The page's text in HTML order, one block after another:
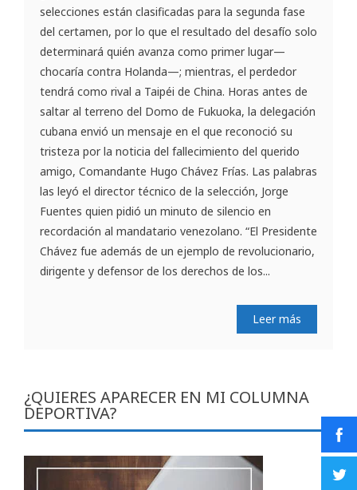
selecciones están clasificadas para la segunda fase
del certamen, por lo que el resultado del desafío solo
determinará quién avanza como primer lugar—
chocaría contra Holanda—; mientras, el perdedor
tendrá como rival a Taipéi de China. Horas antes de
saltar al terreno del Domo de Fukuoka, la delegación
cubana envió un mensaje en el que reconoció su
tristeza por la noticia del fallecimiento del querido
amigo, Comandante Hugo Chávez Frías. Las palabras
las leyó el director técnico de la selección, Jorge
Fuentes quien pidió un minuto de silencio en
recordación al mandatario venezolano. “El Presidente
Chávez fue además de un ejemplo de revolucionario,
dirigente y defensor de los derechos de los...
Leer más
¿QUIERES APARECER EN MI COLUMNA
DEPORTIVA?